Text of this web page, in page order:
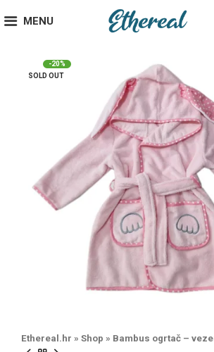
MENU
-20%
SOLD OUT
Ethereal.hr » Shop » Bambus ogrtač –